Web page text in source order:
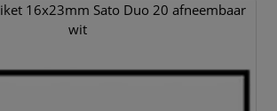
16x23mm Sato Duo 20 afneembaar
wit